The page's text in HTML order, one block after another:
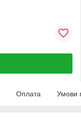
Оплата Умови